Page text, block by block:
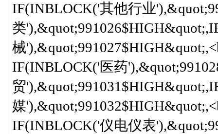
IF(INBLOCK('其他行业
类
械
IF(INBLOCK('医药
贸
媒
IF(INBLOCK('仪电仪表